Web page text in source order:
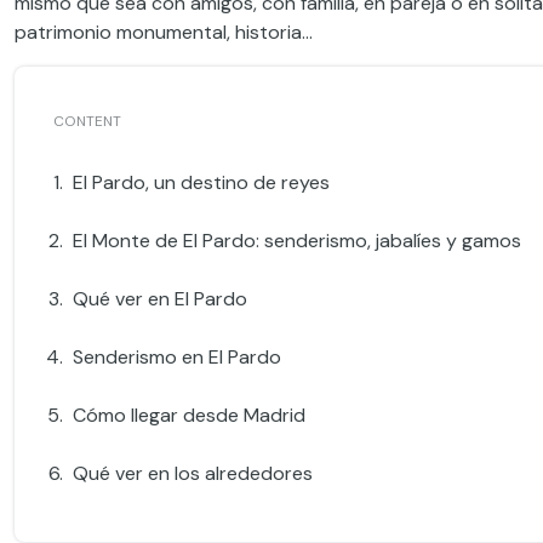
patrimonio monumental, historia…
El Pardo, un destino de reyes
El Monte de El Pardo: senderismo, jabalíes y gamos
Qué ver en El Pardo
Senderismo en El Pardo
Cómo llegar desde Madrid
Qué ver en los alrededores